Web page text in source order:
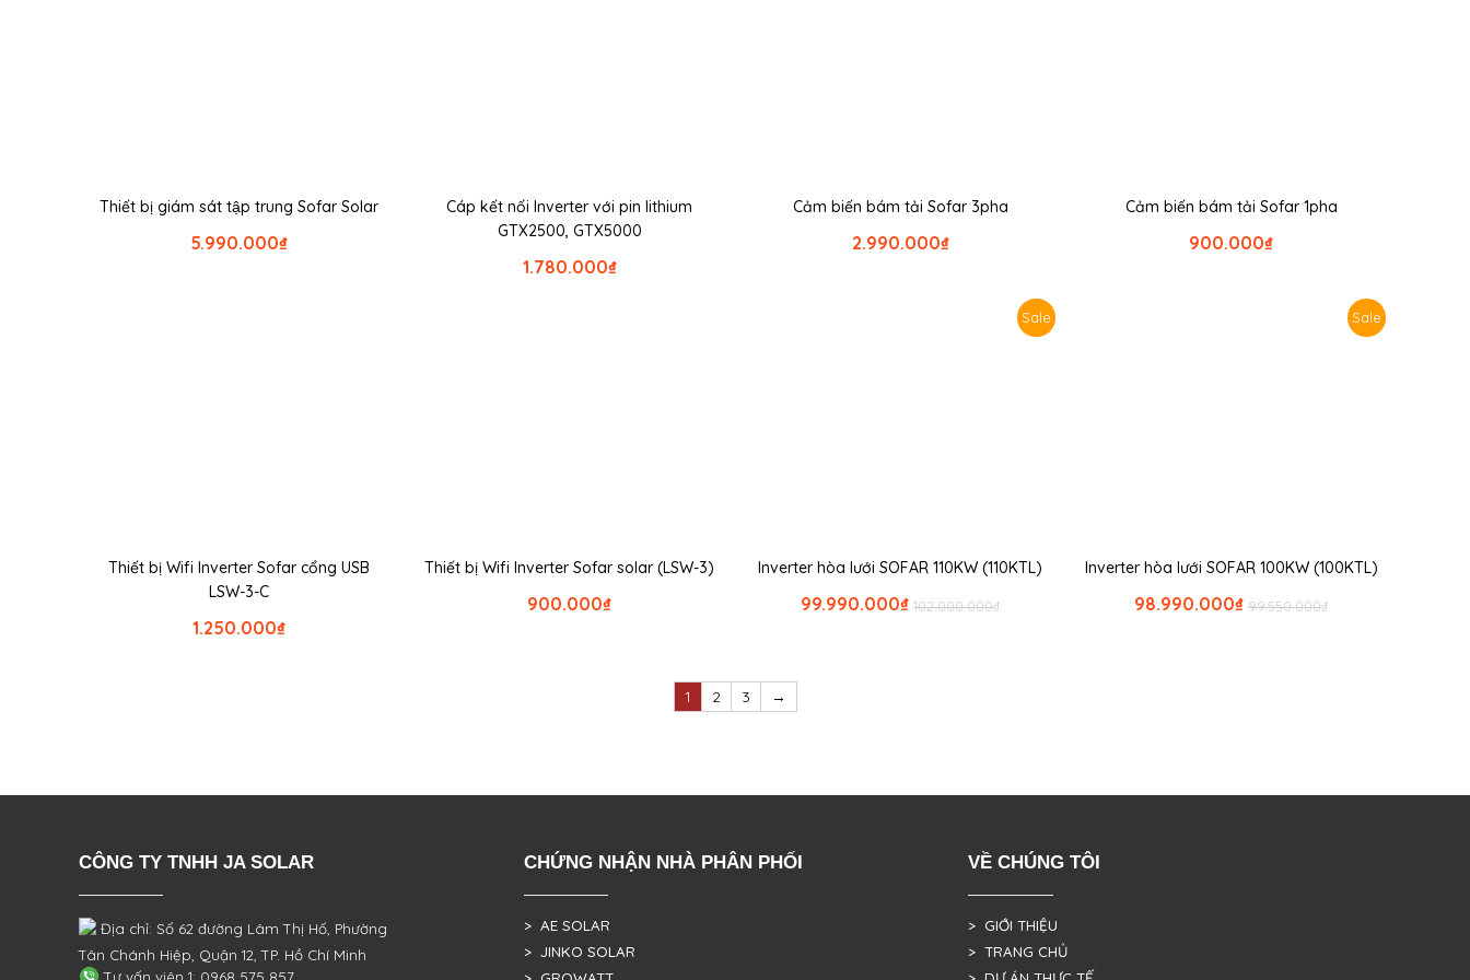
Thiết bị giám sát tập trung Sofar Solar
₫
5.990.000
Cáp kết nối Inverter với pin lithium
GTX2500, GTX5000
₫
1.780.000
Cảm biến bám tải Sofar 3pha
₫
2.990.000
Cảm biến bám tải Sofar 1pha
₫
900.000
Thiết bị Wifi Inverter Sofar cổng USB
LSW-3-C
₫
1.250.000
Thiết bị Wifi Inverter Sofar solar (LSW-3)
₫
900.000
Sale
Inverter hòa lưới SOFAR 110KW (110KTL)
₫
102.000.000
₫
99.990.000
Sale
Inverter hòa lưới SOFAR 100KW (100KTL)
₫
99.550.000
₫
98.990.000
1 2 3 →
CÔNG TY TNHH JA SOLAR
Địa chỉ: Số 62 đường Lâm Thị Hố, Phường
Tân Chánh Hiệp, Quận 12, TP. Hồ Chí Minh
CHỨNG NHẬN NHÀ PHÂN PHỐI
> AE SOLAR
> JINKO SOLAR
VỀ CHÚNG TÔI
> GIỚI THIỆU
> TRANG CHỦ